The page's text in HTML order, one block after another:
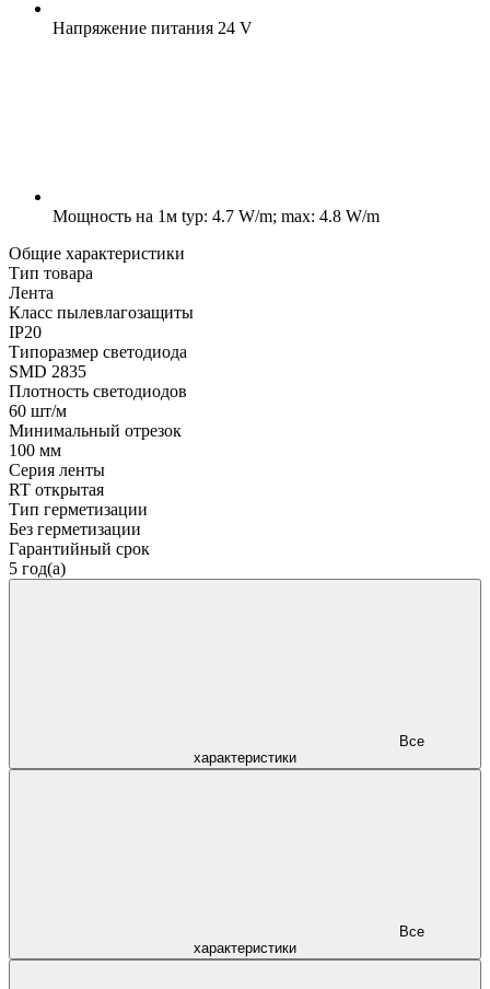
Напряжение питания 24 V
Мощность на 1м typ: 4.7 W/m; max: 4.8 W/m
Общие характеристики
Тип товара
Лента
Класс пылевлагозащиты
IP20
Типоразмер светодиода
SMD 2835
Плотность светодиодов
60 шт/м
Минимальный отрезок
100 мм
Серия ленты
RT открытая
Тип герметизации
Без герметизации
Гарантийный срок
5 год(а)
характеристики
характеристики